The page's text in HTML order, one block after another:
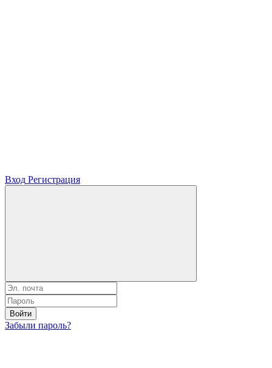
Вход Регистрация
Войти
Забыли пароль?